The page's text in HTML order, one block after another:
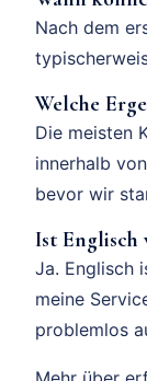
Nach dem
Welche
Die meisten
innerhalb
bevor wir
Ist Englisch
Ja. Englisch
meine
problemlos